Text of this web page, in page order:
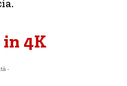
in 4K
-